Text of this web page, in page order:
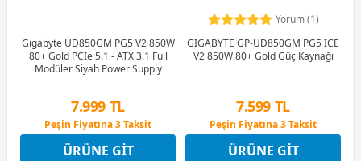
Gigabyte UD850GM PG5 V2 850W
80+ Gold PCIe 5.1 - ATX 3.1 Full
Modüler Siyah Power Supply
7.999 TL
Peşin Fiyatına 3 Taksit
12 Ay x 941 TL taksitle
Peşin Fiyatına 3 Taksit
ÜRÜNE GIT
Yorum (1)
GIGABYTE GP-UD850GM PG5 ICE
V2 850W 80+ Gold Güç Kaynağı
7.599 TL
Peşin Fiyatına 3 Taksit
12 Ay x 894 TL taksitle
Peşin Fiyatına 3 Taksit
ÜRÜNE GIT